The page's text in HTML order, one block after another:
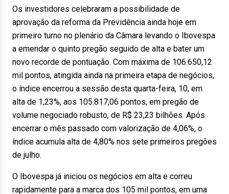
Os investidores celebraram a possibilidade de
aprovação da reforma da Previdência ainda hoje em
primeiro turno no plenário da Câmara levando o Ibovespa
a emendar o quinto pregão seguido de alta e bater um
novo recorde de pontuação. Com máxima de 106.650,12
mil pontos, atingida ainda na primeira etapa de negócios,
o índice encerrou a sessão desta quarta-feira, 10, em
alta de 1,23%, aos 105.817,06 pontos, em pregão de
volume negociado robusto, de R$ 23,23 bilhões. Após
encerrar o mês passado com valorização de 4,06%, o
índice acumula alta de 4,80% nos sete primeiros pregões
de julho.
O Ibovespa já iniciou os negócios em alta e correu
rapidamente para a marca dos 105 mil pontos, em uma